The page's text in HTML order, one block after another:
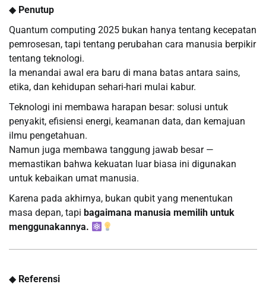
◆ Penutup
Quantum computing 2025 bukan hanya tentang kecepatan
pemrosesan, tapi tentang perubahan cara manusia berpikir
tentang teknologi.
Ia menandai awal era baru di mana batas antara sains,
etika, dan kehidupan sehari-hari mulai kabur.
Teknologi ini membawa harapan besar: solusi untuk
penyakit, efisiensi energi, keamanan data, dan kemajuan
ilmu pengetahuan.
Namun juga membawa tanggung jawab besar —
memastikan bahwa kekuatan luar biasa ini digunakan
untuk kebaikan umat manusia.
Karena pada akhirnya, bukan qubit yang menentukan
masa depan, tapi bagaimana manusia memilih untuk
menggunakannya.
◆ Referensi